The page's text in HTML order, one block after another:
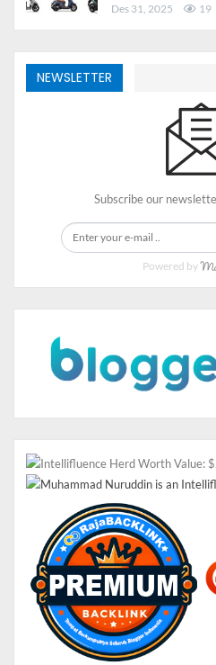
Des 31, 2025 19
NEWSLETTER
Subscribe our
Powered by